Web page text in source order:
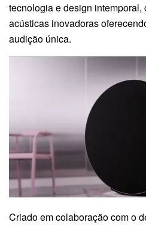
tecnologia e design intemporal,
acústicas inovadoras
audição única.
Criado em colaboração com o